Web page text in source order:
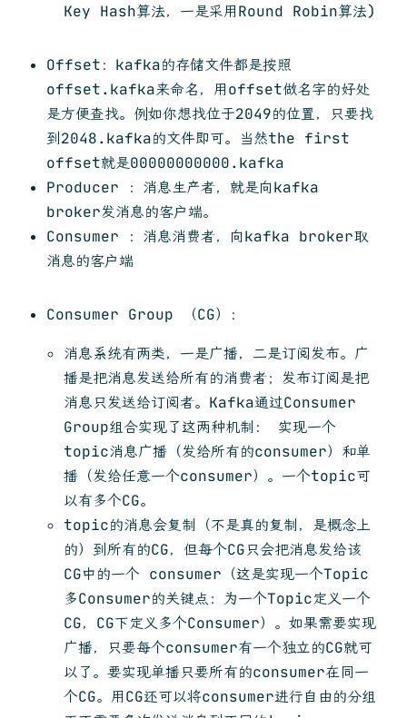
Key Hash算法，一是采用Round Robin算法)
Offset：kafka的存储文件都是按照
offset.kafka来命名，用offset做名字的好处
是方便查找。例如你想找位于2049的位置，只要找
到2048.kafka的文件即可。当然the first
offset就是00000000000.kafka
Producer ：消息生产者，就是向kafka
broker发消息的客户端。
Consumer ：消息消费者，向kafka broker取
消息的客户端
Consumer Group （CG）：
消息系统有两类，一是广播，二是订阅发布。广
播是把消息发送给所有的消费者；发布订阅是把
消息只发送给订阅者。Kafka通过Consumer
Group组合实现了这两种机制： 实现一个
topic消息广播（发给所有的consumer）和单
播（发给任意一个consumer）。一个topic可
以有多个CG。
topic的消息会复制（不是真的复制，是概念上
的）到所有的CG，但每个CG只会把消息发给该
CG中的一个 consumer（这是实现一个Topic
多Consumer的关键点：为一个Topic定义一个
CG，CG下定义多个Consumer）。如果需要实现
广播，只要每个consumer有一个独立的CG就可
以了。要实现单播只要所有的consumer在同一
个CG。用CG还可以将consumer进行自由的分组